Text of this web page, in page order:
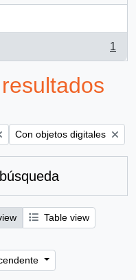
1
filter:Remove filter:
Con objetos digitales
Table view